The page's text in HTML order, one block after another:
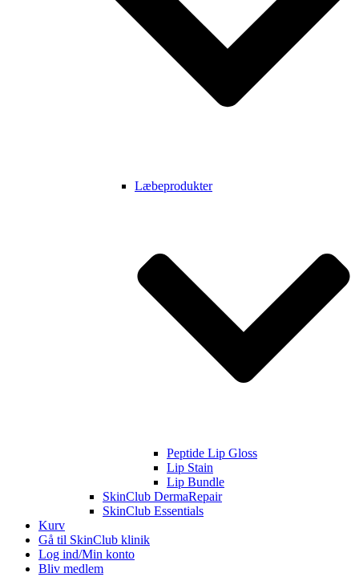
Læbeprodukter
Peptide Lip Gloss
Lip Stain
Lip Bundle
SkinClub DermaRepair
SkinClub Essentials
Kurv
Gå til SkinClub klinik
Log ind/Min konto
Bliv medlem